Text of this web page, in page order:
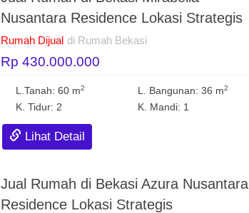
Nusantara Residence Lokasi Strategis
Rumah Dijual di Rumah Bekasi
Rp 430.000.000
L.Tanah: 60 m2 L. Bangunan: 36 m2
K. Tidur: 2 K. Mandi: 1
Lihat Detail
Jual Rumah di Bekasi Azura Nusantara
Residence Lokasi Strategis